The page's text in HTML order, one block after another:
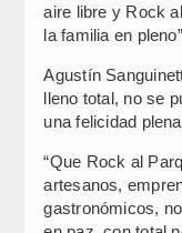
aire libre y Rock
la familia en
Agustín
lleno total, no se
una felicidad
“Que Rock al
artesanos,
gastronómicos,